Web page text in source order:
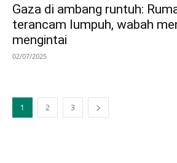
Gaza di ambang runtuh:
terancam lumpuh, wabah
mengintai
02/07/2025
1 2 3